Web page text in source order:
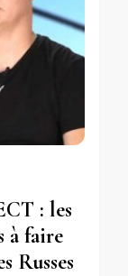
: les
à faire
Russes